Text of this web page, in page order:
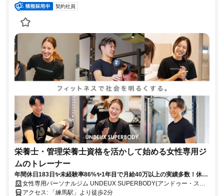
契約社員
栄養士・管理栄養士資格を活かして始める女性専用ジ
ムのトレーナー
年間休日183日✨未経験率86%✨1年目で月給40万以上の実績多数！休み
も、あなたの成長も、全力サポート！
女性専用パーソナルジム UNDEUX SUPERBODY(アンドゥー・スー
パーボディ)アクセス: 「練馬駅」より徒歩2分